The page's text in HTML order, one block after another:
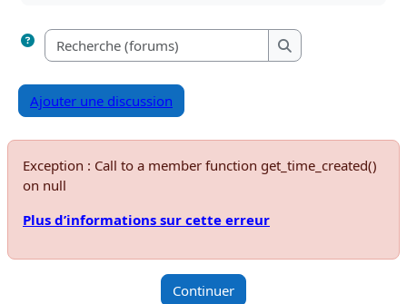
Recherche (forums)
Recherche (forums)
Ajouter une discussion
Exception : Call to a member function get_time_created()
on null
Plus d’informations sur cette erreur
Continuer